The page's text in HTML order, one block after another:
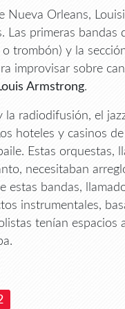
Orleans,
primeras bandas
trombón) y la
improvisar sobre
Armstrong.
radiodifusión, el
hoteles y casinos
Estas orquestas,
necesitaban
bandas,
instrumentales,
tenían espacios